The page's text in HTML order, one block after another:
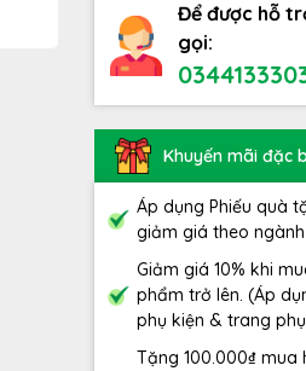
Để được hỗ
gọi:
Khuyến mãi đặc
Áp dụng Phiếu quà
giảm giá theo
Giảm giá 10% khi
phẩm trở lên. (Áp
phụ kiện & trang
Tặng 100.000₫ mua